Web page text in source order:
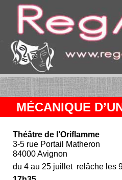
MÉCANIQUE
Théâtre de l’Oriflamme
3-5 rue Portail Matheron
84000 Avignon
du 4 au 25 juillet relâche les